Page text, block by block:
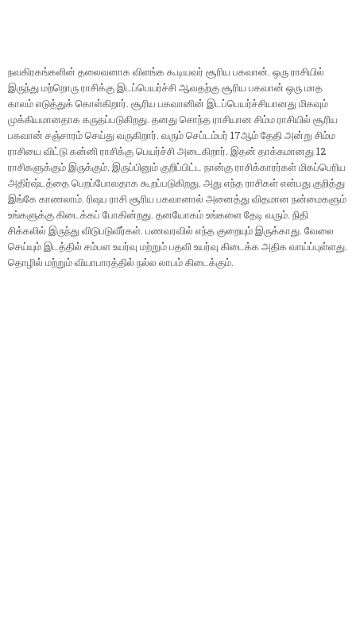
நவகிரகங்களின் தலைவனாக விளங்க கூடியவர் சூரிய பகவான். ஒரு ராசியில்
இருந்து மற்றொரு ராசிக்கு இடப்பெயர்ச்சி ஆவதற்கு சூரிய பகவான் ஒரு மாத
காலம் எடுத்துக் கொள்கிறார். சூரிய பகவானின் இடப்பெயர்ச்சியானது மிகவும்
முக்கியமானதாக கருதப்படுகிறது. தனது சொந்த ராசியான சிம்ம ராசியில் சூரிய
பகவான் சஞ்சாரம் செய்து வருகிறார். வரும் செப்டம்பர் 17ஆம் தேதி அன்று சிம்ம
ராசியை விட்டு கன்னி ராசிக்கு பெயர்ச்சி அடைகிறார். இதன் தாக்கமானது 12
ராசிகளுக்கும் இருக்கும். இருப்பினும் குறிப்பிட்ட நான்கு ராசிக்காரர்கள் மிகப்பெரிய
அதிர்ஷ்டத்தை பெறப்போவதாக கூறப்படுகிறது. அது எந்த ராசிகள் என்பது குறித்து
இங்கே காணலாம். ரிஷப ராசி சூரிய பகவானால் அனைத்து விதமான நன்மைகளும்
உங்களுக்கு கிடைக்கப் போகின்றது. தனயோகம் உங்களை தேடி வரும். நிதி
சிக்கலில் இருந்து விடுபடுவீர்கள். பணவரவில் எந்த குறையும் இருக்காது. வேலை
செய்யும் இடத்தில் சம்பள உயர்வு மற்றும் பதவி உயர்வு கிடைக்க அதிக வாய்ப்புள்ளது.
தொழில் மற்றும் வியாபாரத்தில் நல்ல லாபம் கிடைக்கும்.